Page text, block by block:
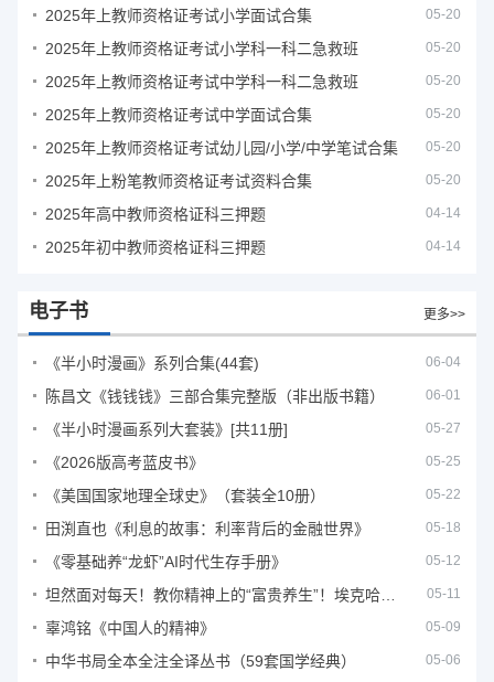
2025年上教师资格证考试小学面试合集 05-20
2025年上教师资格证考试小学科一科二急救班 05-20
2025年上教师资格证考试中学科一科二急救班 05-20
2025年上教师资格证考试中学面试合集 05-20
2025年上教师资格证考试幼儿园/小学/中学笔试合集 05-20
2025年上粉笔教师资格证考试资料合集 05-20
2025年高中教师资格证科三押题 04-14
2025年初中教师资格证科三押题 04-14
电子书 更多>>
《半小时漫画》系列合集(44套) 06-04
陈昌文《钱钱钱》三部合集完整版（非出版书籍） 06-01
《半小时漫画系列大套装》[共11册] 05-27
《2026版高考蓝皮书》 05-25
《美国国家地理全球史》（套装全10册） 05-22
田渕直也《利息的故事：利率背后的金融世界》 05-18
《零基础养“龙虾”AI时代生存手册》 05-12
05-11
辜鸿铭《中国人的精神》 05-09
中华书局全本全注全译丛书（59套国学经典） 05-06